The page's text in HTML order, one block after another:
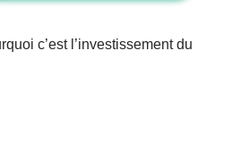
c’est l’investissement du